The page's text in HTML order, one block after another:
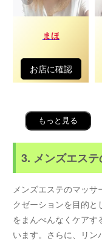
まほ
お店に確認
もっと見る
3. メンズエス
メンズエステのマッ
クゼーションを目的
をまんべんなくケア
います。さらに、リン